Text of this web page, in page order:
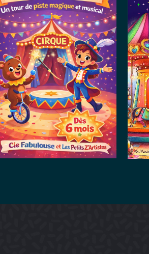
Le Cirque
Enchanté